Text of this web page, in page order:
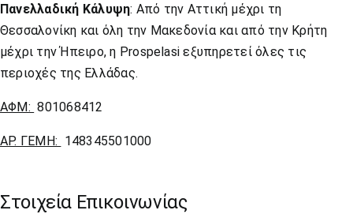
Πανελλαδική Κάλυψη: Από την Αττική μέχρι τη
Θεσσαλονίκη και όλη την Μακεδονία και από την Κρήτη
μέχρι την Ήπειρο, η Prospelasi εξυπηρετεί όλες τις
περιοχές της Ελλάδας.
ΑΦΜ: 801068412
ΑΡ. ΓΕΜΗ: 148345501000
Στοιχεία Επικοινωνίας